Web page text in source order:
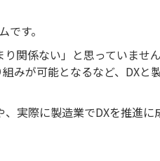
です。
り関係ない」と思っていませ
みが可能となるなど、DXと
実際に製造業でDXを推進に